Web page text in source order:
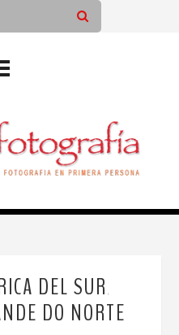
DEL SUR
DO NORTE